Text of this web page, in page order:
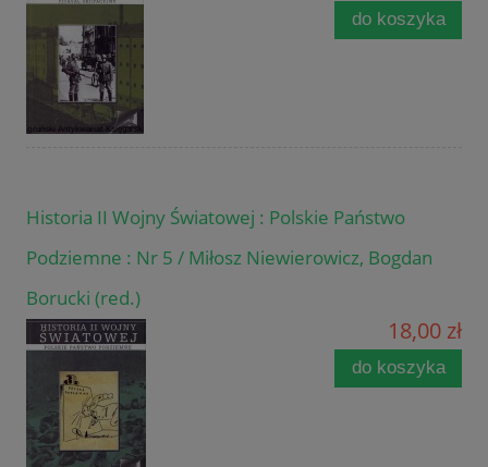
do koszyka
Historia II Wojny Światowej : Polskie Państwo
Podziemne : Nr 5 / Miłosz Niewierowicz, Bogdan
Borucki (red.)
18,00 zł
do koszyka